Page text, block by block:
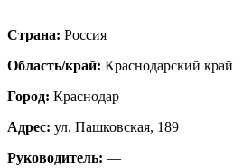
Страна: Россия
Область/край: Краснодарский край
Город: Краснодар
Адрес: ул. Пашковская, 189
Руководитель: —